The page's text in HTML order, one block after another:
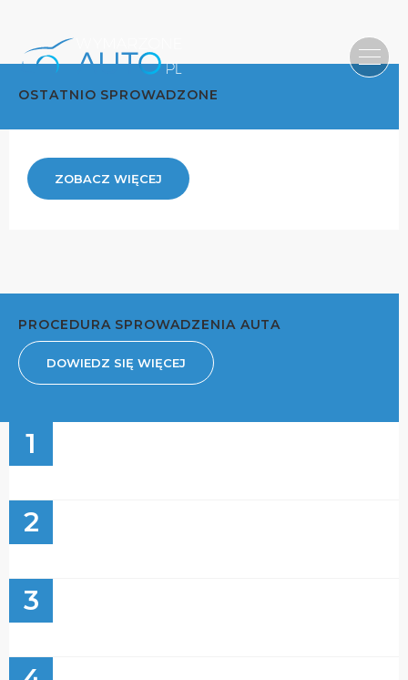
OSTATNIO SPROWADZONE
ZOBACZ WIĘCEJ
PROCEDURA SPROWADZENIA AUTA
DOWIEDZ SIĘ WIĘCEJ
1
2
3